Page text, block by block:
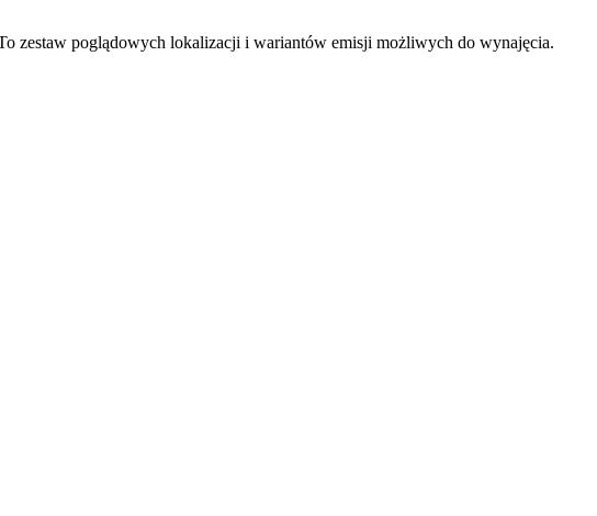
zestaw poglądowych lokalizacji i wariantów emisji możliwych do wynajęcia.